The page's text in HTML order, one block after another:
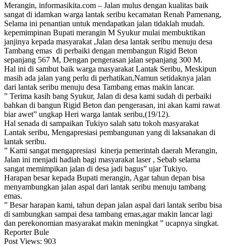
Merangin, informasikita.com – Jalan mulus dengan kualitas baik
sangat di idamkan warga lantak seribu kecamatan Renah Pamenang,
Selama ini penantian untuk mendapatkan jalan tidaklah mudah.
kepemimpinan Bupati merangin M Syukur mulai membuktikan
janjinya kepada masyarakat ,Jalan desa lantak seribu menuju desa
Tambang emas di perbaiki dengan membangun Rigid Beton
sepanjang 567 M, Dengan pengerasan jalan sepanjang 300 M.
Hal ini di sambut baik warga masyarakat Lantak Seribu, Meskipun
masih ada jalan yang perlu di perhatikan,Namun setidaknya jalan
dari lantak seribu menuju desa Tambang emas makin lancar.
” Terima kasih bang Syukur, Jalan di desa kami sudah di perbaiki
bahkan di bangun Rigid Beton dan pengerasan, ini akan kami rawat
biar awet” ungkap Heri warga lantak seribu,(19/12).
Hal senada di sampaikan Tukiyo salah satu tokoh masyarakat
Lantak seribu, Mengapresiasi pembangunan yang di laksanakan di
lantak seribu.
” Kami sangat mengapresiasi kinerja pemerintah daerah Merangin,
Jalan ini menjadi hadiah bagi masyarakat laser , Sebab selama
sangat memimpikan jalan di desa jadi bagus” ujar Tukiyo.
Harapan besar kepada Bupati merangin, Agar tahun depan bisa
menyambungkan jalan aspal dari lantak seribu menuju tambang
emas.
” Besar harapan kami, tahun depan jalan aspal dari lantak seribu bisa
di sambungkan sampai desa tambang emas,agar makin lancar lagi
dan perekonomian masyarakat makin meningkat ” ucapnya singkat.
Reporter Bule
Post Views: 903